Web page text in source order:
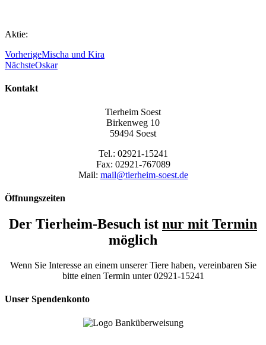
Aktie:
VorherigeMischa und Kira
NächsteOskar
Kontakt
Tierheim Soest
Birkenweg 10
59494 Soest
Tel.: 02921-15241
Fax: 02921-767089
Mail: mail@tierheim-soest.de
Öffnungszeiten
Der Tierheim-Besuch ist nur mit Termin
möglich
Wenn Sie Interesse an einem unserer Tiere haben, vereinbaren Sie
bitte einen Termin unter 02921-15241
Unser Spendenkonto